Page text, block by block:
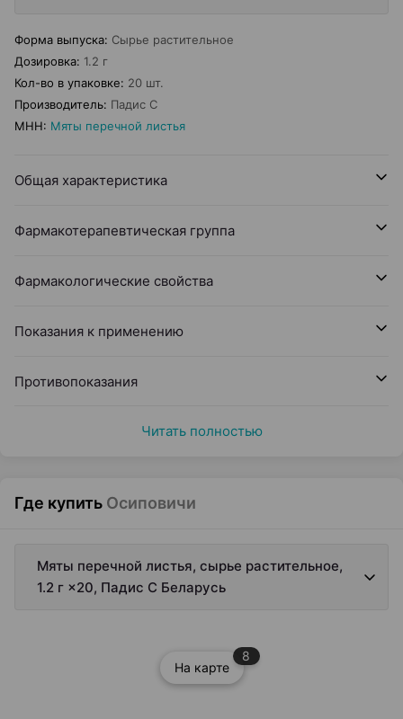
Форма выпуска: Сырье растительное
Дозировка: 1.2 г
Кол-во в упаковке: 20 шт.
Производитель: Падис С
МНН: Мяты перечной листья
Общая характеристика
Фармакотерапевтическая группа
Фармакологические свойства
Показания к применению
Противопоказания
Читать полностью
Где купить Осиповичи
Мяты перечной листья, сырье растительное,
1.2 г ×20, Падис С Беларусь
На карте
8